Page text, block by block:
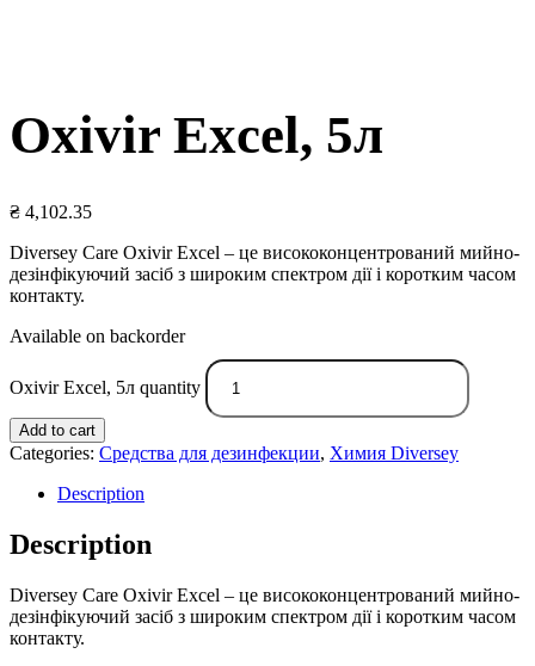
Oxivir Excel, 5л
₴ 4,102.35
Diversey Care Oxivir Excel – це висококонцентрований мийно-
дезінфікуючий засіб з широким спектром дії і коротким часом
контакту.
Available on backorder
Oxivir Excel, 5л quantity
Add to cart
Categories: Средства для дезинфекции, Химия Diversey
Description
Description
Diversey Care Oxivir Excel – це висококонцентрований мийно-
дезінфікуючий засіб з широким спектром дії і коротким часом
контакту.